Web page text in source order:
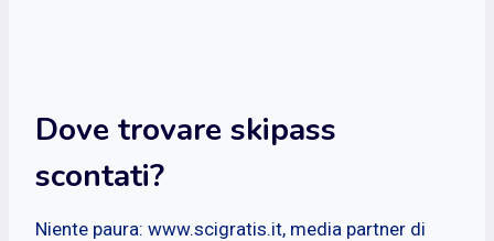
Dove trovare skipass
scontati?
Niente paura: www.scigratis.it, media partner di